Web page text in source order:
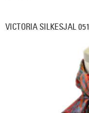
VICTORIA SILKESJAL 051